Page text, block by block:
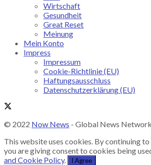
Wirtschaft
Gesundheit
Great Reset
Meinung
Mein Konto
Impress
Impressum
Cookie-Richtlinie (EU)
Haftungsausschluss
Datenschutzerklärung (EU)
© 2022 Now News - Global News
This website uses cookies. By continuing
you are giving consent to cookies being
and Cookie Policy. I Agree